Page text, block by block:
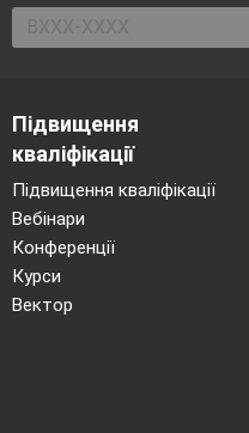
Підвищення
кваліфікації
Підвищення кваліфікації
Вебінари
Конференції
Курси
Вектор